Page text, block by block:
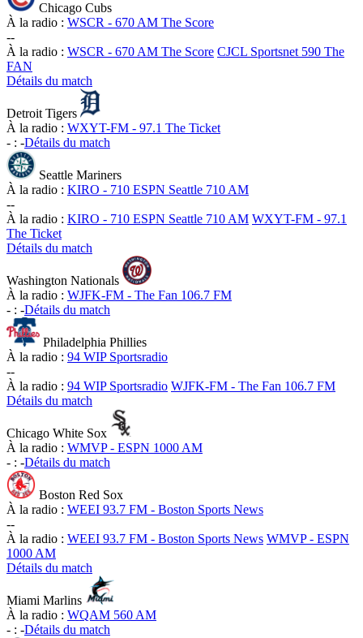
Chicago Cubs
À la radio : WSCR - 670 AM The Score
--
À la radio : WSCR - 670 AM The Score CJCL Sportsnet 590 The
FAN
Détails du match
Detroit Tigers
À la radio : WXYT-FM - 97.1 The Ticket
- : -Détails du match
Seattle Mariners
À la radio : KIRO - 710 ESPN Seattle 710 AM
--
À la radio : KIRO - 710 ESPN Seattle 710 AM WXYT-FM - 97.1
The Ticket
Détails du match
Washington Nationals
À la radio : WJFK-FM - The Fan 106.7 FM
- : -Détails du match
Philadelphia Phillies
À la radio : 94 WIP Sportsradio
--
À la radio : 94 WIP Sportsradio WJFK-FM - The Fan 106.7 FM
Détails du match
Chicago White Sox
À la radio : WMVP - ESPN 1000 AM
- : -Détails du match
Boston Red Sox
À la radio : WEEI 93.7 FM - Boston Sports News
--
À la radio : WEEI 93.7 FM - Boston Sports News WMVP - ESPN
1000 AM
Détails du match
Miami Marlins
À la radio : WQAM 560 AM
- : -Détails du match